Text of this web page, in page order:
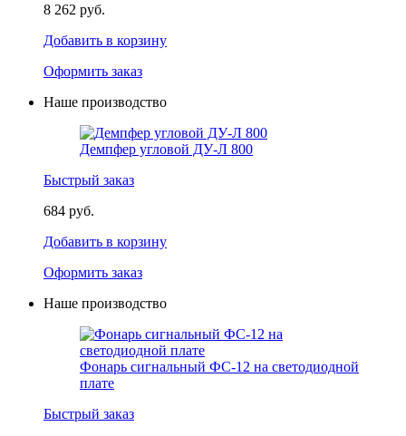
8 262 руб.
Добавить в корзину
Оформить заказ
Наше производство
Демпфер угловой ДУ-Л 800
Быстрый заказ
684 руб.
Добавить в корзину
Оформить заказ
Наше производство
Фонарь сигнальный ФС-12 на светодиодной
плате
Быстрый заказ